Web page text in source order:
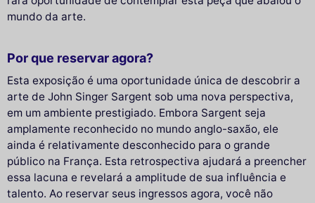
mundo da arte.
Por que reservar agora?
Esta exposição é uma oportunidade única de descobrir a
arte de John Singer Sargent sob uma nova perspectiva,
em um ambiente prestigiado. Embora Sargent seja
amplamente reconhecido no mundo anglo-saxão, ele
ainda é relativamente desconhecido para o grande
público na França. Esta retrospectiva ajudará a preencher
essa lacuna e revelará a amplitude de sua influência e
talento. Ao reservar seus ingressos agora, você não